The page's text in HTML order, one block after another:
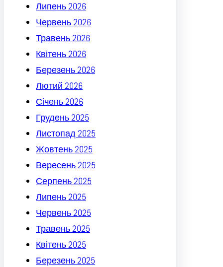
Липень 2026
Червень 2026
Травень 2026
Квітень 2026
Березень 2026
Лютий 2026
Січень 2026
Грудень 2025
Листопад 2025
Жовтень 2025
Вересень 2025
Серпень 2025
Липень 2025
Червень 2025
Травень 2025
Квітень 2025
Березень 2025